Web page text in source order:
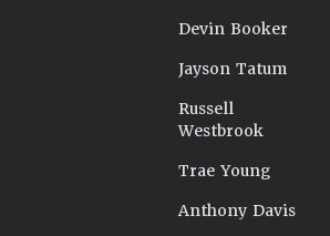
Devin Booker
Jayson Tatum
Russell
Westbrook
Trae Young
Anthony Davis